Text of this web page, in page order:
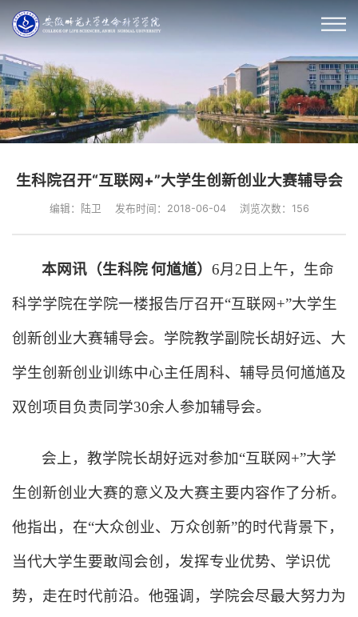
生科院召开“互联网+”大学生创新创业大赛辅导会
编辑：陆卫 发布时间：2018-06-04 浏览次数： 156
本网讯（生科院 何馗馗）6月2 日上午，生命
科学学院在学院一楼报告厅召开“互联网+”大学生
创新创业大赛辅导会。学院教学副院长胡好远、 大
学生创新创业训练中心主任周科、辅导员何馗馗及
双创项目负责同学30余人参加辅导会。
会上，教学院长胡好远对参加“互联网+”大学
生创新创业大赛的意义及大赛主要内容作了分析。
他指出，在“大众创业、万众创新”的时代背景下，
当代大学生要敢闯会创，发挥专业优势、学识优
势，走在时代前沿。他强调，学院会尽最大努力为